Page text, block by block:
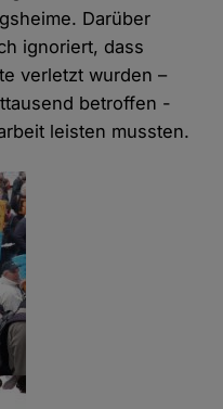
Darüber
ignoriert, dass
verletzt wurden –
betroffen -
leisten mussten.